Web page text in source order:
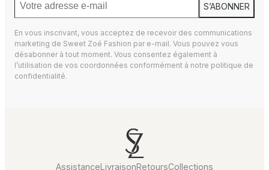
S’ABONNER
En vous inscrivant, vous acceptez de recevoir des communications
marketing de Sweet Zoé Fashion par e-mail. Vous pouvez vous
désabonner à tout moment. Vous consentez également à
l’utilisation de vos coordonnées conformément à notre politique de
confidentialité.
AssistanceLivraisonRetoursCollections